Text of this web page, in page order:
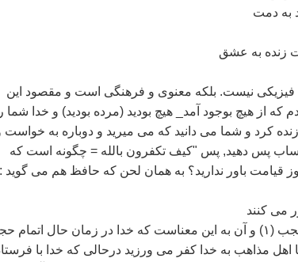
به دمت
زنده به عشق
فيزيکی نيست. بلکه معنوی و فرهنگی است و مقصود اين
از هيچ بوجود آمد_ هيچ بوديد (مرده بوديد) و خدا شما را
کرد و شما می دانيد که می ميريد و دوباره به خواست
پس دهيد, پس "کيف تکفرون بالله = چگونه است که
قيامت باور نداريد؟ به همان لحن که حافظ هم می گويد :
می کنند
"کيف‌" سئوال حال است و با تعجب (۱) و آن به اين معناست که خدا در زمان حال
مذاهب به خدا کفر می ورزيد درحالی که خدا با